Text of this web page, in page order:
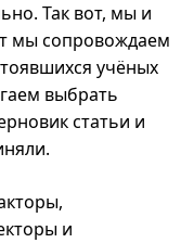
Так вот, мы и
мы сопровождаем
учёных
выбрать
статьи и
и